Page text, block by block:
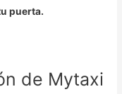
puerta.
de Mytaxi